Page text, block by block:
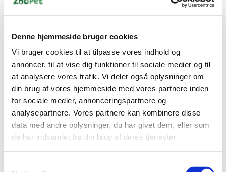
Denne hjemmeside bruger cookies
Vi bruger cookies til at tilpasse vores indhold og
annoncer, til at vise dig funktioner til sociale medier og til
at analysere vores trafik. Vi deler også oplysninger om
din brug af vores hjemmeside med vores partnere inden
for sociale medier, annonceringspartnere og
analysepartnere. Vores partnere kan kombinere disse
data med andre oplysninger, du har givet dem, eller som
de har indsamlet fra din brug af deres tjenester.
Information Specifikationer
Perfekt beskyttelse til hunden, når det rusker og er koldt.
Jakkerne er utroligt bløde og behagelige at have på.